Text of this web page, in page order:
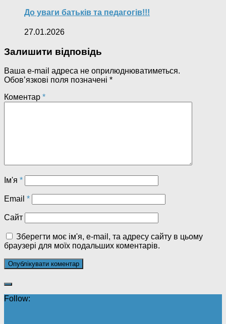
До уваги батьків та педагогів!!!
27.01.2026
Залишити відповідь
Ваша e-mail адреса не оприлюднюватиметься.
Обов’язкові поля позначені *
Коментар *
Ім'я *
Email *
Сайт
Зберегти моє ім'я, e-mail, та адресу сайту в цьому
браузері для моїх подальших коментарів.
Follow: